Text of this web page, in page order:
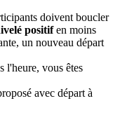
doivent boucler
positifen moins
un nouveau départ
l'heure, vous êtes
avec départ à